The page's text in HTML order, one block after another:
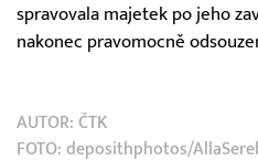
spravovala majetek po jeho
nakonec pravomocně
AUTOR: ČTK
FOTO: deposithphotos/